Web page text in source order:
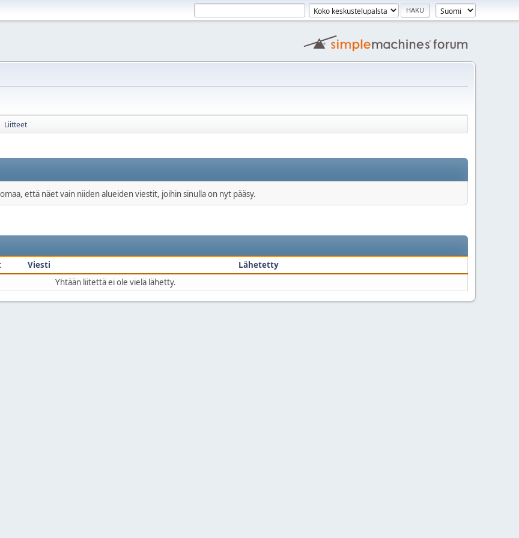
Liitteet
että näet vain niiden alueiden viestit, joihin sinulla on nyt pääsy.
Viesti
Lähetetty
Yhtään liitettä ei ole vielä lähetty.